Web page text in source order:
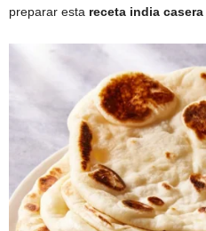
preparar esta receta india casera